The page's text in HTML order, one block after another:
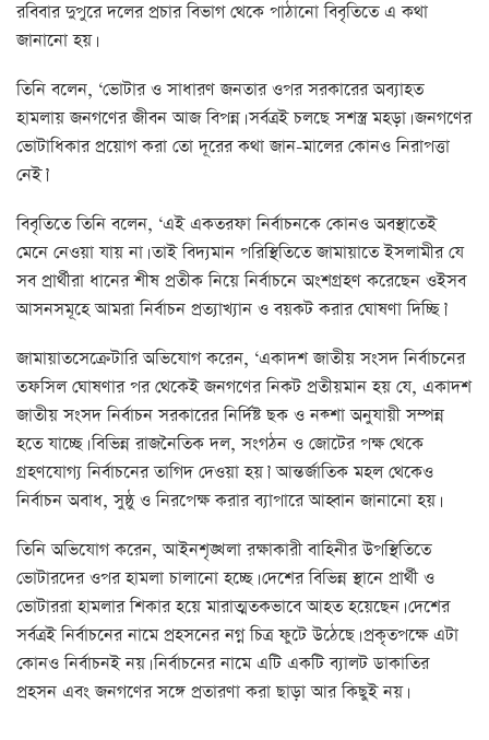
রবিবার দুপুরে দলের প্রচার বিভাগ থেকে পাঠানো বিবৃতিতে এ কথা
জানানো হয়।
তিনি বলেন, ‘ভোটার ও সাধারণ জনতার ওপর সরকারের অব্যাহত
হামলায় জনগণের জীবন আজ বিপন্ন। সর্বত্রই চলছে সশস্ত্র মহড়া। জনগণের
ভোটাধিকার প্রয়োগ করা তো দূরের কথা জান-মালের কোনও নিরাপত্তা
নেই।’
বিবৃতিতে তিনি বলেন, ‘এই একতরফা নির্বাচনকে কোনও অবস্থাতেই
মেনে নেওয়া যায় না। তাই বিদ্যমান পরিস্থিতিতে জামায়াতে ইসলামীর যে
সব প্রার্থীরা ধানের শীষ প্রতীক নিয়ে নির্বাচনে অংশগ্রহণ করেছেন ওইসব
আসনসমূহে আমরা নির্বাচন প্রত্যাখ্যান ও বয়কট করার ঘোষণা দিচ্ছি।’
জামায়াতসেক্রেটারি অভিযোগ করেন, ‘একাদশ জাতীয় সংসদ নির্বাচনের
তফসিল ঘোষণার পর থেকেই জনগণের নিকট প্রতীয়মান হয় যে, একাদশ
জাতীয় সংসদ নির্বাচন সরকারের নির্দিষ্ট ছক ও নক্শা অনুযায়ী সম্পন্ন
হতে যাচ্ছে। বিভিন্ন রাজনৈতিক দল, সংগঠন ও জোটের পক্ষ থেকে
গ্রহণযোগ্য নির্বাচনের তাগিদ দেওয়া হয়।’ আন্তর্জাতিক মহল থেকেও
নির্বাচন অবাধ, সুষ্ঠু ও নিরপেক্ষ করার ব্যাপারে আহ্বান জানানো হয়।
তিনি অভিযোগ করেন, আইনশৃঙ্খলা রক্ষাকারী বাহিনীর উপস্থিতিতে
ভোটারদের ওপর হামলা চালানো হচ্ছে। দেশের বিভিন্ন স্থানে প্রার্থী ও
ভোটাররা হামলার শিকার হয়ে মারাত্মতকভাবে আহত হয়েছেন। দেশের
সর্বত্রই নির্বাচনের নামে প্রহসনের নগ্ন চিত্র ফুটে উঠেছে। প্রকৃতপক্ষে এটা
কোনও নির্বাচনই নয়। নির্বাচনের নামে এটি একটি ব্যালট ডাকাতির
প্রহসন এবং জনগণের সঙ্গে প্রতারণা করা ছাড়া আর কিছুই নয়।